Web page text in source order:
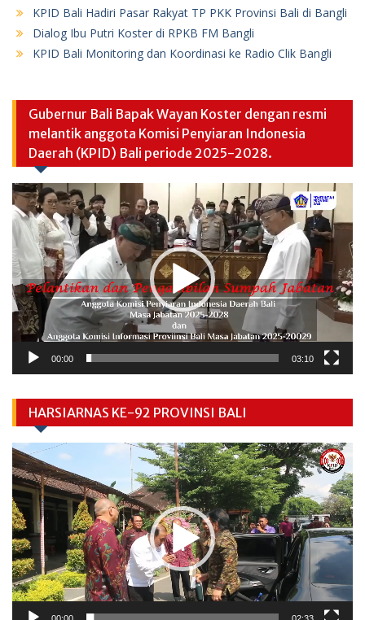
KPID Bali Hadiri Pasar Rakyat TP PKK Provinsi Bali di Bangli
Dialog Ibu Putri Koster di RPKB FM Bangli
KPID Bali Monitoring dan Koordinasi ke Radio Clik Bangli
Gubernur Bali Bapak Wayan Koster dengan resmi
melantik anggota Komisi Penyiaran Indonesia
Daerah (KPID) Bali periode 2025-2028.
Video
Player
00:00 03:10
HARSIARNAS KE-92 PROVINSI BALI
Video
Player